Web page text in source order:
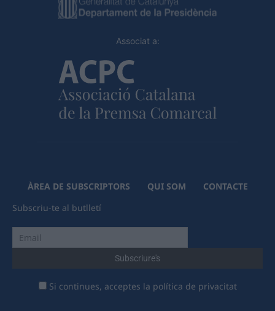
Associat a:
ÀREA DE SUBSCRIPTORS QUI SOM
CONTACTE
Subscriu-te al butlletí
Si continues, acceptes la política de privacitat